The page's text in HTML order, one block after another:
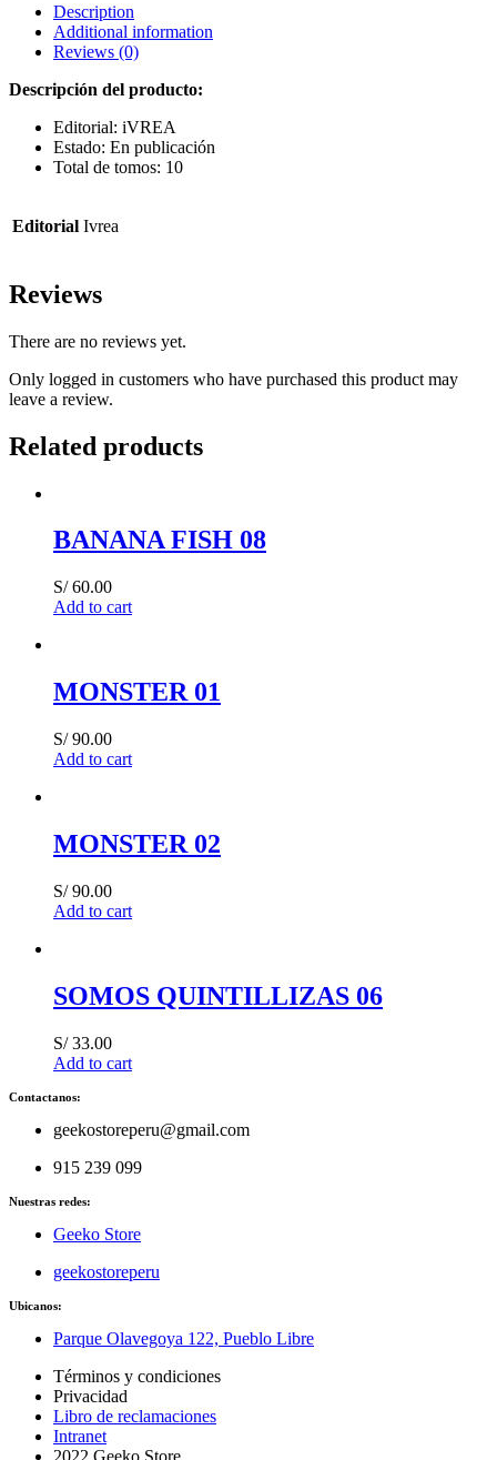
CASA)
quantity
Description
Additional information
Reviews (0)
Descripción del producto:
Editorial: iVREA
Estado: En publicación
Total de tomos: 10
Editorial Ivrea
Reviews
There are no reviews yet.
Only logged in customers who have purchased this product may
leave a review.
Related products
BANANA FISH 08
S/60.00
Add to cart
MONSTER 01
S/90.00
Add to cart
MONSTER 02
S/90.00
Add to cart
SOMOS QUINTILLIZAS 06
S/33.00
Add to cart
Contactanos:
geekostoreperu@gmail.com
915 239 099
Nuestras redes:
Geeko Store
geekostoreperu
Ubicanos:
Parque Olavegoya 122, Pueblo Libre
Términos y condiciones
Privacidad
Libro de reclamaciones
Intranet
2022 Geeko Store